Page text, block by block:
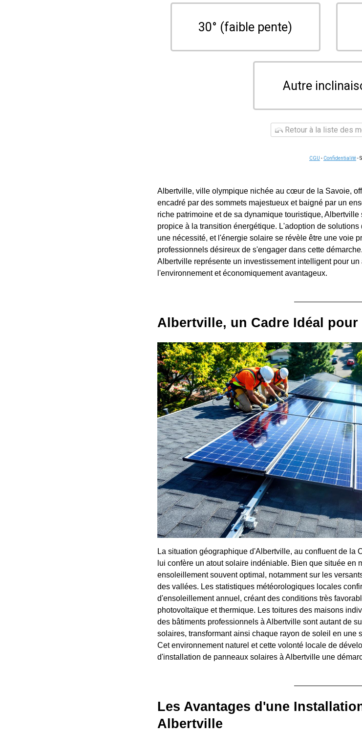
30° (faible pente)
Autre
Retour à la liste des
CGU - Confidentialité-
Albertville, ville olympique nichée au cœur de la Savoie,
encadré par des sommets majestueux et baigné par un
riche patrimoine et de sa dynamique touristique,
propice à la transition énergétique. L'adoption de
une nécessité, et l'énergie solaire se révèle être une voie
professionnels désireux de s'engager dans cette
Albertville représente un investissement intelligent pour
l'environnement et économiquement avantageux.
Albertville, un Cadre Idéal
La situation géographique d'Albertville, au confluent de la
lui confère un atout solaire indéniable. Bien que située en
ensoleillement souvent optimal, notamment sur les
des vallées. Les statistiques météorologiques locales
d'ensoleillement annuel, créant des conditions très
photovoltaïque et thermique. Les toitures des maisons
des bâtiments professionnels à Albertville sont autant de
solaires, transformant ainsi chaque rayon de soleil en une
Cet environnement naturel et cette volonté locale de
d'installation de panneaux solaires à Albertville une
Les Avantages d'une
Albertville